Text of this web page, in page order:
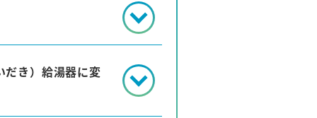
き）給湯器に変